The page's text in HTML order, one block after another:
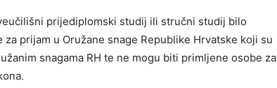
prijediplomski studij ili stručni studij bilo
prijam u Oružane snage Republike Hrvatske koji su
snagama RH te ne mogu biti primljene osobe za